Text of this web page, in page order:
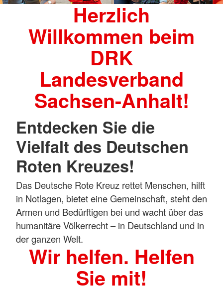
Herzlich
Willkommen beim
DRK
Landesverband
Sachsen-Anhalt!
Entdecken Sie die
Vielfalt des Deutschen
Roten Kreuzes!
Das Deutsche Rote Kreuz rettet Menschen, hilft
in Notlagen, bietet eine Gemeinschaft, steht den
Armen und Bedürftigen bei und wacht über das
humanitäre Völkerrecht – in Deutschland und in
der ganzen Welt.
Wir helfen. Helfen
Sie mit!